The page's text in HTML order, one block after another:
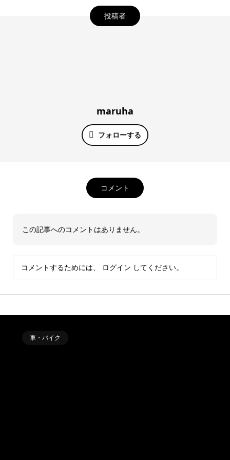
投稿者
maruha
フォローする
コメント
この記事へのコメントはありません。
コメントするためには、 ログイン してください。
車・バイク